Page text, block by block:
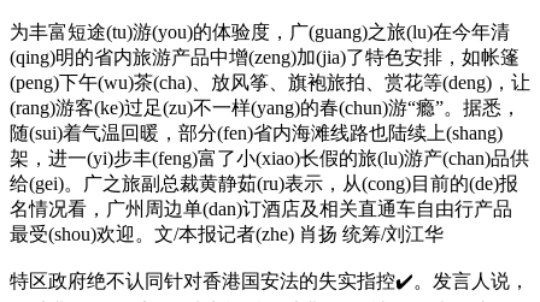
为丰富短途(tu)游(you)的体验度，广(guang)之旅(lu)在今年清
(qing)明的省内旅游产品中增(zeng)加(jia)了特色安排，如帐篷
(peng)下午(wu)茶(cha)、放风筝、旗袍旅拍、赏花等(deng)，让
(rang)游客(ke)过足(zu)不一样(yang)的春(chun)游“瘾”。据悉，
随(sui)着气温回暖，部分(fen)省内海滩线路也陆续上(shang)
架，进一(yi)步丰(feng)富了小(xiao)长假的旅(lu)游产(chan)品供
给(gei)。广之旅副总裁黄静茹(ru)表示，从(cong)目前的(de)报
名情况看，广州周边单(dan)订酒店及相关直通车自由行产品
最受(shou)欢迎。文/本报记者(zhe) 肖扬 统筹/刘江华
特区政府绝不认同针对香港国安法的失实指控✔️。发言人说，